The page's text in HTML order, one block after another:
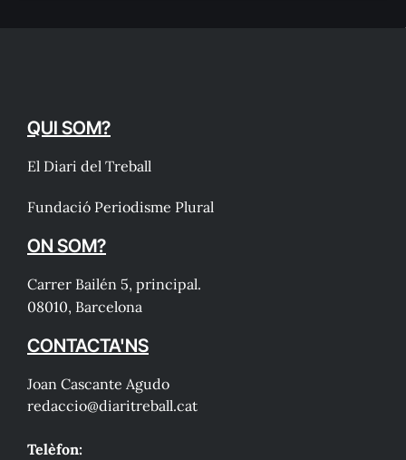
QUI SOM?
El Diari del Treball
Fundació Periodisme Plural
ON SOM?
Carrer Bailén 5, principal.
08010, Barcelona
CONTACTA'NS
Joan Cascante Agudo
redaccio@diaritreball.cat
Telèfon: